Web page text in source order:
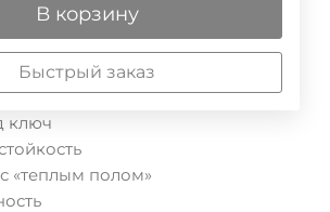
В корзину
Быстрый заказ
ключ
«теплым полом»